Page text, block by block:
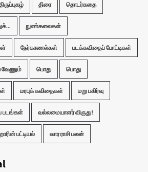
திரை தொடர்கதை
நுண்கலைகள்
நேர்காணல்கள் படக்கவிதைப் போட்டிகள்
வேணும் பொது பொது
மரபுக் கவிதைகள் மறு பகிர்வு
வல்லமையாளர் விருது!
பட்டியல் வார ராசி பலன்